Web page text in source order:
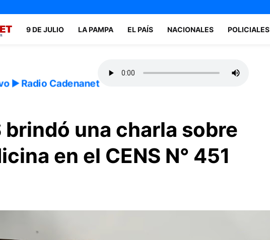
9 DE JULIO LA PAMPA EL PAÍS NACIONALES POLICIALES
▶️ Radio Cadenanet
brindó una charla sobre
en el CENS N° 451